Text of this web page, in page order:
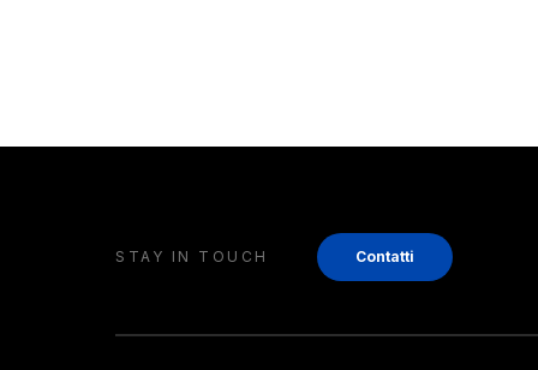
STAY IN TOUCH Contatti